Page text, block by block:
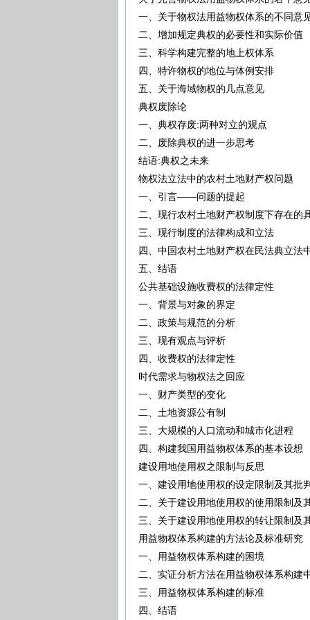
一、关于物权法用益物权体系的不同
二、增加规定典权的必要性和实际价
三、科学构建完整的地上权体系
四、特许物权的地位与体例安排
五、关于海域物权的几点意见
典权废除论
一、典权存废:两种对立的观点
二、废除典权的进一步思考
结语:典权之未来
物权法立法中的农村土地财产权问题
一、引言——问题的提起
二、现行农村土地财产权制度下存在
三、现行制度的法律构成和立法
四、中国农村土地财产权在民法典立
五、结语
公共基础设施收费权的法律定性
一、背景与对象的界定
二、政策与规范的分析
三、现有观点与评析
四、收费权的法律定性
时代需求与物权法之回应
一、财产类型的变化
二、土地资源公有制
三、大规模的人口流动和城市化进程
四、构建我国用益物权体系的基本设
建设用地使用权之限制与反思
一、建设用地使用权的设定限制及
二、关于建设用地使用权的使用限制
三、关于建设用地使用权的转让限制
用益物权体系构建的方法论及标准研究
一、用益物权体系构建的困境
二、实证分析方法在用益物权体系构
三、用益物权体系构建的标准
四、结语